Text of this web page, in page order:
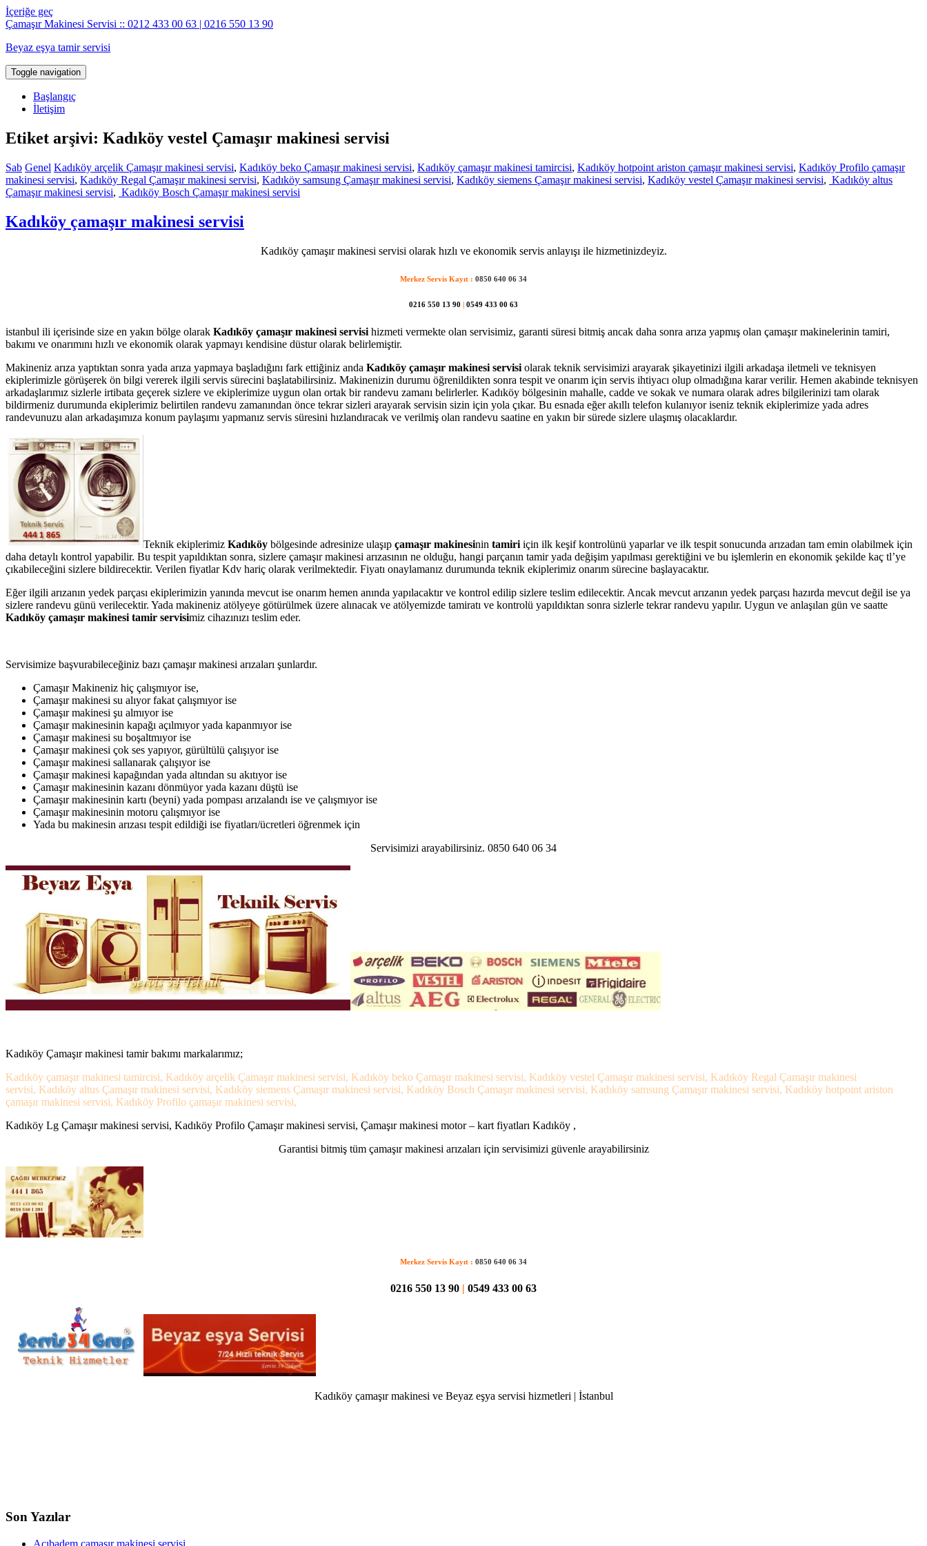
İçeriğe geç
Çamaşır Makinesi Servisi :: 0212 433 00 63 | 0216 550 13 90
Beyaz eşya tamir servisi
Toggle navigation
Başlangıç
İletişim
Etiket arşivi: Kadıköy vestel Çamaşır makinesi servisi
Sab Genel Kadıköy arçelik Çamaşır makinesi servisi, Kadıköy beko Çamaşır makinesi servisi, Kadıköy çamaşır makinesi tamircisi, Kadıköy hotpoint ariston çamaşır makinesi servisi, Kadıköy Profilo çamaşır
makinesi servisi, Kadıköy Regal Çamaşır makinesi servisi, Kadıköy samsung Çamaşır makinesi servisi, Kadıköy siemens Çamaşır makinesi servisi, Kadıköy vestel Çamaşır makinesi servisi, Kadıköy altus
Çamaşır makinesi servisi, Kadıköy Bosch Çamaşır makinesi servisi
Kadıköy çamaşır makinesi servisi
Kadıköy çamaşır makinesi servisi olarak hızlı ve ekonomik servis anlayışı ile hizmetinizdeyiz.
Merkez Servis Kayıt : 0850 640 06 34
0216 550 13 90 | 0549 433 00 63
istanbul ili içerisinde size en yakın bölge olarak Kadıköy çamaşır makinesi servisi hizmeti vermekte olan servisimiz, garanti süresi bitmiş ancak daha sonra arıza yapmış olan çamaşır makinelerinin tamiri,
bakımı ve onarımını hızlı ve ekonomik olarak yapmayı kendisine düstur olarak belirlemiştir.
Makineniz arıza yaptıktan sonra yada arıza yapmaya başladığını fark ettiğiniz anda Kadıköy çamaşır makinesi servisi olarak teknik servisimizi arayarak şikayetinizi ilgili arkadaşa iletmeli ve teknisyen
ekiplerimizle görüşerek ön bilgi vererek ilgili servis sürecini başlatabilirsiniz. Makinenizin durumu öğrenildikten sonra tespit ve onarım için servis ihtiyacı olup olmadığına karar verilir. Hemen akabinde teknisyen
arkadaşlarımız sizlerle irtibata geçerek sizlere ve ekiplerimize uygun olan ortak bir randevu zamanı belirlerler. Kadıköy bölgesinin mahalle, cadde ve sokak ve numara olarak adres bilgilerinizi tam olarak
bildirmeniz durumunda ekiplerimiz belirtilen randevu zamanından önce tekrar sizleri arayarak servisin sizin için yola çıkar. Bu esnada eğer akıllı telefon kulanıyor iseniz teknik ekiplerimize yada adres
randevunuzu alan arkadaşımıza konum paylaşımı yapmanız servis süresini hızlandıracak ve verilmiş olan randevu saatine en yakın bir sürede sizlere ulaşmış olacaklardır.
Teknik ekiplerimiz Kadıköy bölgesinde adresinize ulaşıp çamaşır makinesinin tamiri için ilk keşif kontrolünü yaparlar ve ilk tespit sonucunda arızadan tam emin olabilmek için
daha detaylı kontrol yapabilir. Bu tespit yapıldıktan sonra, sizlere çamaşır makinesi arızasının ne olduğu, hangi parçanın tamir yada değişim yapılması gerektiğini ve bu işlemlerin en ekonomik şekilde kaç tl’ye
çıkabileceğini sizlere bildirecektir. Verilen fiyatlar Kdv hariç olarak verilmektedir. Fiyatı onaylamanız durumunda teknik ekiplerimiz onarım sürecine başlayacaktır.
Eğer ilgili arızanın yedek parçası ekiplerimizin yanında mevcut ise onarım hemen anında yapılacaktır ve kontrol edilip sizlere teslim edilecektir. Ancak mevcut arızanın yedek parçası hazırda mevcut değil ise ya
sizlere randevu günü verilecektir. Yada makineniz atölyeye götürülmek üzere alınacak ve atölyemizde tamiratı ve kontrolü yapıldıktan sonra sizlerle tekrar randevu yapılır. Uygun ve anlaşılan gün ve saatte
Kadıköy çamaşır makinesi tamir servisimiz cihazınızı teslim eder.
Servisimize başvurabileceğiniz bazı çamaşır makinesi arızaları şunlardır.
Çamaşır Makineniz hiç çalışmıyor ise,
Çamaşır makinesi su alıyor fakat çalışmıyor ise
Çamaşır makinesi şu almıyor ise
Çamaşır makinesinin kapağı açılmıyor yada kapanmıyor ise
Çamaşır makinesi su boşaltmıyor ise
Çamaşır makinesi çok ses yapıyor, gürültülü çalışıyor ise
Çamaşır makinesi sallanarak çalışıyor ise
Çamaşır makinesi kapağından yada altından su akıtıyor ise
Çamaşır makinesinin kazanı dönmüyor yada kazanı düştü ise
Çamaşır makinesinin kartı (beyni) yada pompası arızalandı ise ve çalışmıyor ise
Çamaşır makinesinin motoru çalışmıyor ise
Yada bu makinesin arızası tespit edildiği ise fiyatları/ücretleri öğrenmek için
Servisimizi arayabilirsiniz. 0850 640 06 34
Kadıköy Çamaşır makinesi tamir bakımı markalarımız;
Kadıköy çamaşır makinesi tamircisi, Kadıköy arçelik Çamaşır makinesi servisi, Kadıköy beko Çamaşır makinesi servisi, Kadıköy vestel Çamaşır makinesi servisi, Kadıköy Regal Çamaşır makinesi
servisi, Kadıköy altus Çamaşır makinesi servisi, Kadıköy siemens Çamaşır makinesi servisi, Kadıköy Bosch Çamaşır makinesi servisi, Kadıköy samsung Çamaşır makinesi servisi, Kadıköy hotpoint ariston
çamaşır makinesi servisi, Kadıköy Profilo çamaşır makinesi servisi,
Kadıköy Lg Çamaşır makinesi servisi, Kadıköy Profilo Çamaşır makinesi servisi, Çamaşır makinesi motor – kart fiyatları Kadıköy ,
Garantisi bitmiş tüm çamaşır makinesi arızaları için servisimizi güvenle arayabilirsiniz
Merkez Servis Kayıt : 0850 640 06 34
0216 550 13 90 0549 433 00 63
Kadıköy çamaşır makinesi ve Beyaz eşya servisi hizmetleri | İstanbul
Son Yazılar
Acıbadem çamaşır makinesi servisi